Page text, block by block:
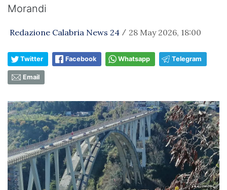
Morandi
Redazione Calabria News 24 / 28 May 2026, 18:00
Twitter Facebook Whatsapp Telegram
Email